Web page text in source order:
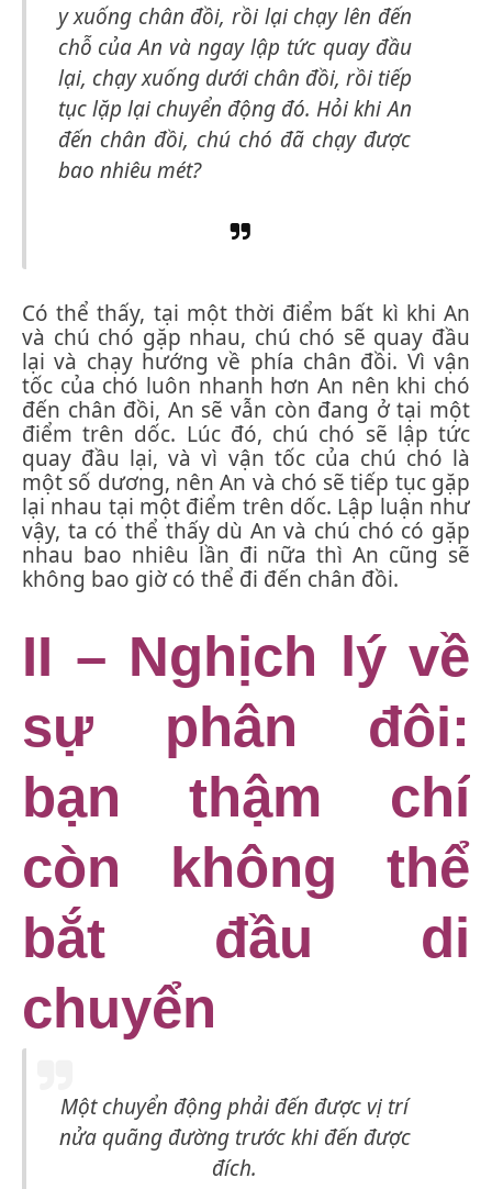
y xuống chân đồi, rồi lại chạy lên đến
chỗ của An và ngay lập tức quay đầu
lại, chạy xuống dưới chân đồi, rồi tiếp
tục lặp lại chuyển động đó. Hỏi khi An
đến chân đồi, chú chó đã chạy được
bao nhiêu mét?
Có thể thấy, tại một thời điểm bất kì khi An
và chú chó gặp nhau, chú chó sẽ quay đầu
lại và chạy hướng về phía chân đồi. Vì vận
tốc của chó luôn nhanh hơn An nên khi chó
đến chân đồi, An sẽ vẫn còn đang ở tại một
điểm trên dốc. Lúc đó, chú chó sẽ lập tức
quay đầu lại, và vì vận tốc của chú chó là
một số dương, nên An và chó sẽ tiếp tục gặp
lại nhau tại một điểm trên dốc. Lập luận như
vậy, ta có thể thấy dù An và chú chó có gặp
nhau bao nhiêu lần đi nữa thì An cũng sẽ
không bao giờ có thể đi đến chân đồi.
II – Nghịch lý về
sự phân đôi:
bạn thậm chí
còn không thể
bắt đầu di
chuyển
Một chuyển động phải đến được vị trí
nửa quãng đường trước khi đến được
đích.